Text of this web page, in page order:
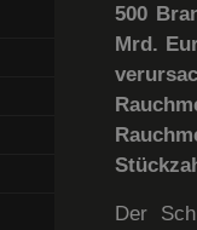
500
Mrd.
Der